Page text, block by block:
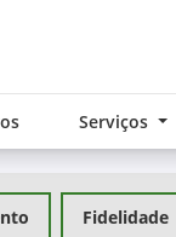
Serviços
Fidelidade